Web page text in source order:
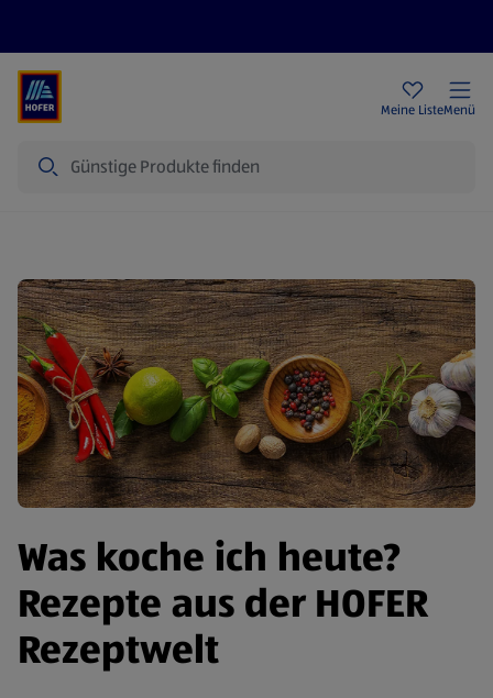
Meine ListeMenü
Was koche ich heute?
Rezepte aus der HOFER
Rezeptwelt